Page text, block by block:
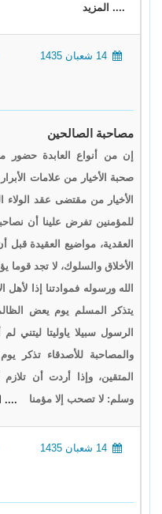
.... المزيد
مصاحبة الصالحين
إن من أنواع العابدة حضور
صحبة الأخيار من علامات
الأخيار من مقتضى عقد الولاء
للمؤمنين تفرض علينا أن
العقدية، مواضيع العقيدة
الأخلاق والسلوك، لا تجد قوما
الله ورسوله فموادتنا إذا
يتذكر المسلم يوم يعض
الرسول سبيلا ياوليتا ليتني لم
والمصاحبة للأصدقاء تذكر
المتقين، وإذا أردت أن
وسلم: لا تصحب إلا مؤمنا
....